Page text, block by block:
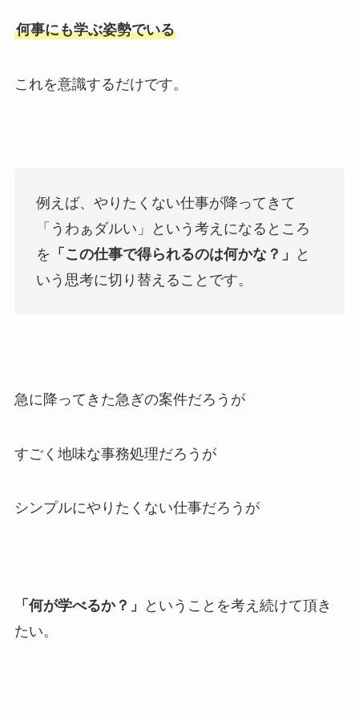
何事にも学ぶ姿勢でいる
これを意識するだけです。
例えば、やりたくない仕事が降ってきて
「うわぁダルい」という考えになるところ
を 「この仕事で得られるのは何かな？」
と
いう思考に切り替えることです。
急に降ってきた急ぎの案件だろうが
すごく地味な事務処理だろうが
シンプルにやりたくない仕事だろうが
「何が学べるか？」
ということを考え続けて頂き
たい。